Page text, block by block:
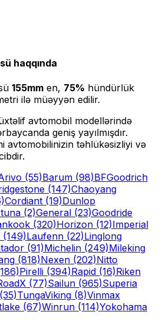
haqqında
155mm en, 75% hündürlük
ilə müəyyən edilir.
avtomobil modellərində
geniş yayılmışdır.
avtomobilinizin təhlükəsizliyi və
(55)Barum (98)BFGoodrich
(147)Chaoyang
Cordiant (19)Dunlop
(2)General (23)Goodride
(320)Horizon (12)Imperial
(149)Laufenn (22)Linglong
(91)Michelin (249)Mileking
(818)Nexen (202)Nitto
Pirelli (394)Rapid (16)Riken
(77)Sailun (965)Superia
(35)TungaViking (8)Vinmax
(67)Winrun (114)Yokohama